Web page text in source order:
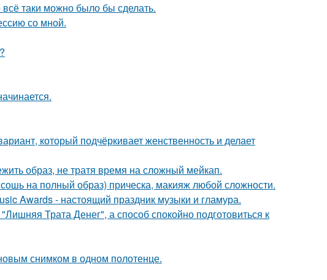
таки можно было бы сделать.
со мной.
который подчёркивает женственность и делает
образ, не тратя время на сложный мейкап.
на полный образ) прическа, макияж любой сложности.
Awards - настоящий праздник музыки и гламура.
Трата Денег", а способ спокойно подготовиться к
снимком в одном полотенце.